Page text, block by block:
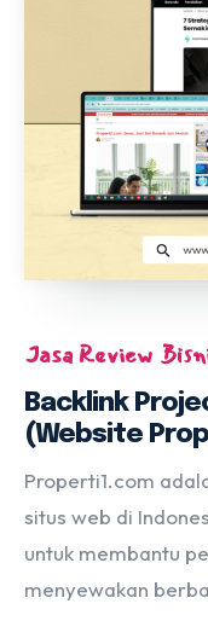
Jasa Review
Backlink
(Website
Properti1.com
situs web di
untuk membantu
menyewakan